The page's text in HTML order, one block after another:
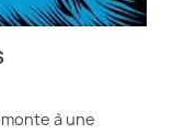
à une